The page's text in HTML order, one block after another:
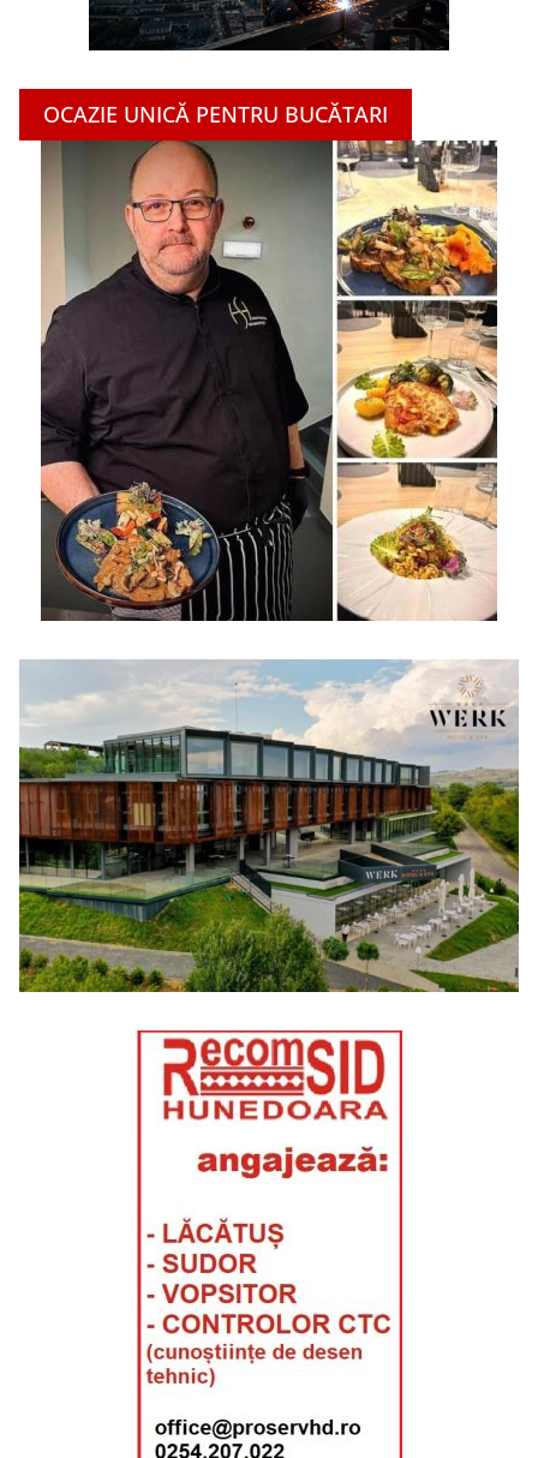
OCAZIE UNICĂ PENTRU BUCĂTARI